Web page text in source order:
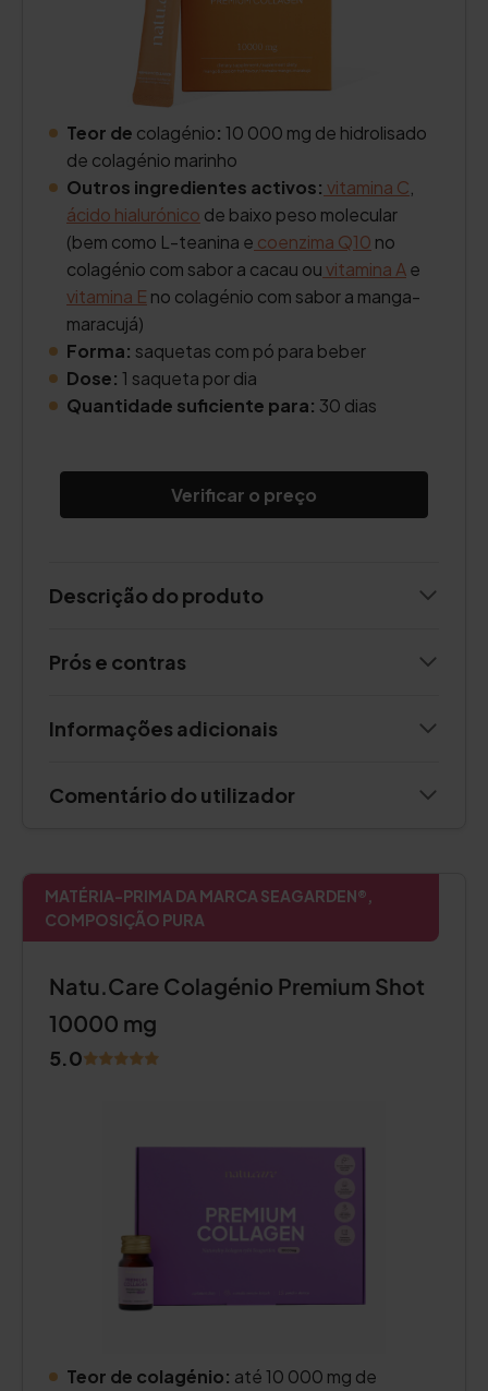
Teor de colagénio: 10 000 mg de hidrolisado
de colagénio marinho
Outros ingredientes activos: vitamina C
ácido hialurónico de baixo peso molecular
(bem como L-teanina e coenzima Q10 no
colagénio com sabor a cacau ouvitamina Ae
vitamina E no colagénio com sabor a manga-
maracujá)
Forma: saquetas com pó para beber
Dose: 1 saqueta por dia
Quantidade suficiente para: 30 dias
Verificar o preço
Descrição do produto
Prós e contras
Informações adicionais
Comentário do utilizador
MATÉRIA-PRIMA DA MARCA SEAGARDEN®,
COMPOSIÇÃO PURA
Natu.Care Colagénio Premium Shot
10000 mg
5.0
Teor de colagénio: até 10 000 mg de